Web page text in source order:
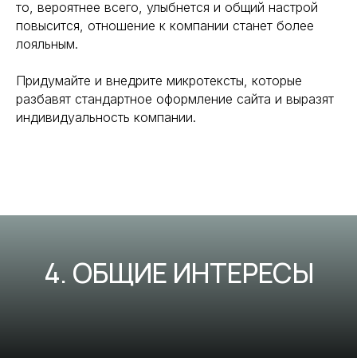
то, вероятнее всего, улыбнется и общий настрой
повысится, отношение к компании станет более
лояльным.
Придумайте и внедрите микротексты, которые
разбавят стандартное оформление сайта и выразят
индивидуальность компании.
4. ОБЩИЕ ИНТЕРЕСЫ